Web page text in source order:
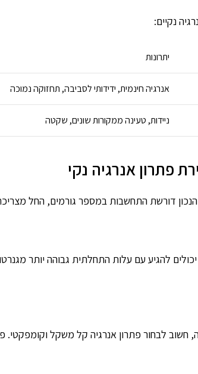
נקיים:
יתרונות
אנרגיה חינמית, ידידותי לסביבה, תחזוקה נמוכה
ניידות, טעינה ממקורות שונים, שקטה
פתרון אנרגיה נקי
הנכון דורשת התחשבות במספר גורמים, החל
יכולים להגיע עם עלות התחלתית גבוהה יותר
לבחור פתרון אנרגיה קל משקל וקומפקטי.